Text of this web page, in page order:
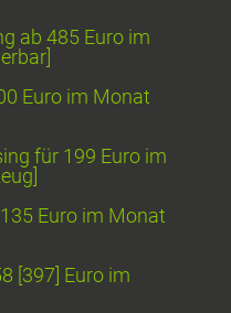
ab 485 Euro im
Euro im Monat
für 199 Euro im
Euro im Monat
[397] Euro im